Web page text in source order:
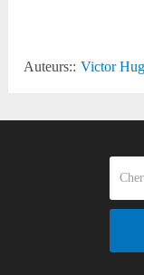
Auteurs:: Victor